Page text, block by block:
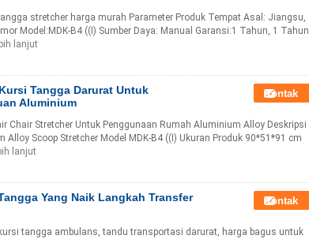
stretcher harga murah Parameter Produk Tempat Asal: Jiangsu,
Model:MDK-B4 ((I) Sumber Daya: Manual Garansi:1 Tahun, 1 Tahun
lanjut
Tangga Darurat Untuk
Aluminium
Kontak
Chair Stretcher Untuk Penggunaan Rumah Aluminium Alloy Deskripsi
Alloy Scoop Stretcher Model MDK-B4 ((I) Ukuran Produk 90*51*91 cm
lanjut
Yang Naik Langkah Transfer
Kontak
tangga ambulans, tandu transportasi darurat, harga bagus untuk